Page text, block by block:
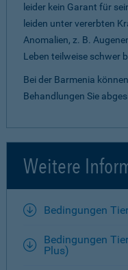
leider kein Garant für
leiden unter vererbten
Anomalien, z. B.
Leben teilweise schwer
Bei der Barmenia
Behandlungen Sie
Weitere
Bedingungen
Bedingungen
Plus)